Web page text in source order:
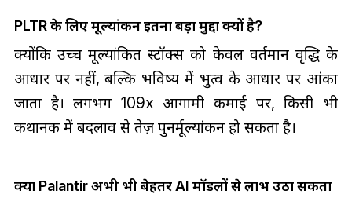
PLTR के लिए मूल्यांकन इतना बड़ा मुद्दा क्यों है?
क्योंकि उच्च मूल्यांकित स्टॉक्स को केवल वर्तमान वृद्धि के
आधार पर नहीं, बल्कि भविष्य में प्रभुत्व के आधार पर आंका
जाता है। लगभग 109x आगामी कमाई पर, किसी भी
कथानक में बदलाव से तेज़ पुनर्मूल्यांकन हो सकता है।
क्या Palantir अभी भी बेहतर AI मॉडलों से लाभ उठा सकता